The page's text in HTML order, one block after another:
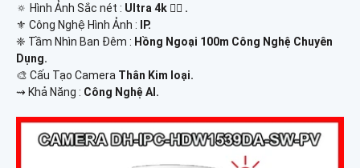
🔅 Hình Ảnh Sắc nét : Ultra 4k 👍🏾 .
⚜️ Công Nghệ Hình Ảnh :
IP.
❈ Tầm Nhìn Ban Đêm : Hồng Ngoại 100m Công Nghệ Chuyên
Dụng.
🎨 Cấu Tạo Camera Thân Kim loại.
️⇝ Khả Năng : Công Nghệ AI.